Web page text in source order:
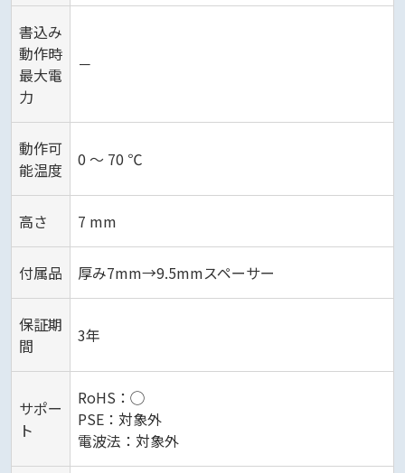
書込み
動作時
最大電
力
－
動作可
能温度
0 ～ 70 ℃
高さ 7 mm
付属品 厚み7mm→9.5mmスペーサー
保証期
間
3年
サポー
ト
RoHS：◯
PSE：対象外
電波法：対象外